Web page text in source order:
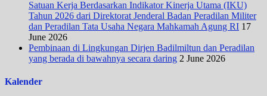
Satuan Kerja Berdasarkan Indikator Kinerja Utama (IKU)
Tahun 2026 dari Direktorat Jenderal Badan Peradilan Militer
dan Peradilan Tata Usaha Negara Mahkamah Agung RI 17
June 2026
Pembinaan di Lingkungan Dirjen Badilmiltun dan Peradilan
yang berada di bawahnya secara daring 2 June 2026
Kalender